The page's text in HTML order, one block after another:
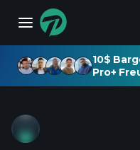
10$
Pro+